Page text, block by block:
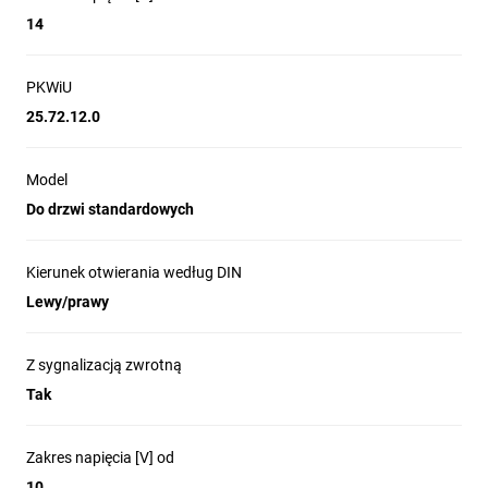
14
PKWiU
25.72.12.0
Model
Do drzwi standardowych
Kierunek otwierania według DIN
Lewy/prawy
Z sygnalizacją zwrotną
Tak
Zakres napięcia [V] od